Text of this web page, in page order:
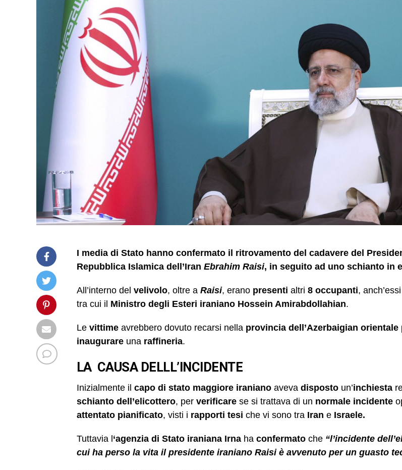
I media di Stato hanno confermato il ritrovamento del cadavere del
Repubblica Islamica dell’Iran Ebrahim Raisi, in seguito ad uno schianto in
All’interno del velivolo, oltre a Raisi, erano presenti altri 8 occupanti, anch’essi
tra cui il Ministro degli Esteri iraniano Hossein Amirabdollahian.
Le vittime avrebbero dovuto recarsi nella provincia dell’Azerbaigian orientale
inaugurare una raffineria.
LA CAUSA DELLL’INCIDENTE
Inizialmente il capo di stato maggiore iraniano aveva disposto un’inchiesta
schianto dell’elicottero, per verificare se si trattava di un normale incidente
attentato pianificato, visti i rapporti tesi che vi sono tra Iran e Israele.
Tuttavia l ‘agenzia di Stato iraniana Irna ha confermato che “l’incidente
cui ha perso la vita il presidente iraniano Raisi è avvenuto per un guasto